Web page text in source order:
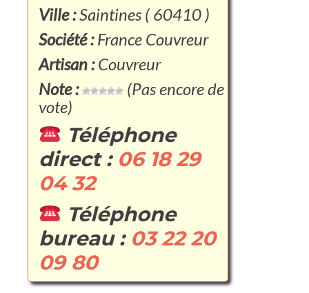
Ville :Saintines ( 60410 )
Société :France Couvreur
Artisan :Couvreur
Note :
(Pas encore de
vote)
Téléphone
direct : 06 18 29
04 32
Téléphone
bureau : 03 22 20
09 80